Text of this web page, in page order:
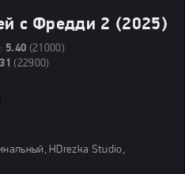
с Фредди 2 (2025)
5.40 (21000)
(22900)
HDrezka Studio,